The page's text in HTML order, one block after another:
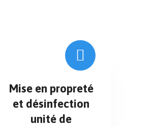
Mise en propreté
et désinfection
unité de